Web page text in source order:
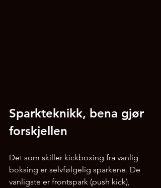
Sparkteknikk, bena gjør
forskjellen
Det som skiller kickboxing fra vanlig
boksing er selvfølgelig sparkene. De
vanligste er frontspark (push kick),